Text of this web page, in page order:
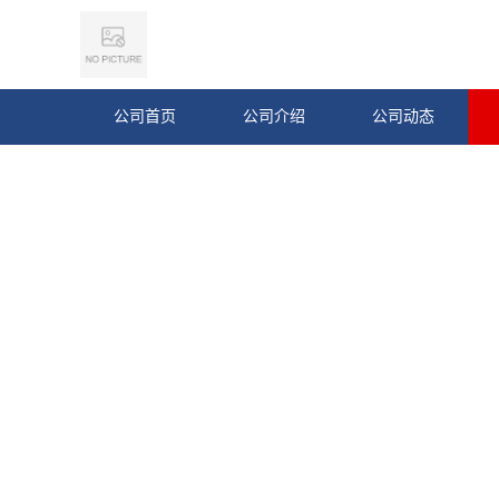
公司首页 公司介绍 公司动态